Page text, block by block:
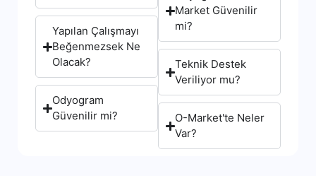
Yapılan Çalışmayı
Beğenmezsek Ne
Olacak?
Odyogram
Güvenilir mi?
Market Güvenilir
mi?
Teknik Destek
Veriliyor mu?
O-Market'te Neler
Var?